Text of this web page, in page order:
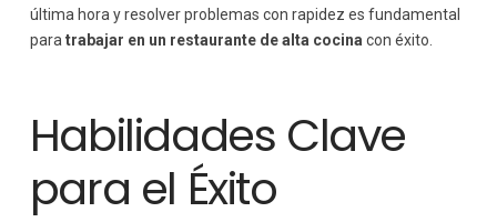
última hora y resolver problemas con rapidez es fundamental
paratrabajar en un restaurante de alta cocina con éxito.
Habilidades Clave
para el Éxito